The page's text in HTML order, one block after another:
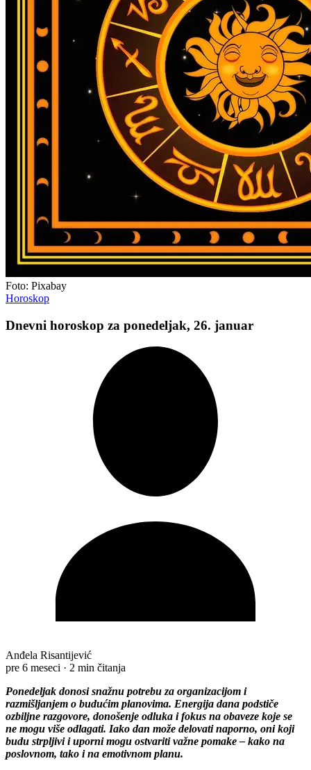
Foto: Pixabay
Horoskop
Dnevni horoskop za ponedeljak, 26. januar
Anđela Risantijević
pre 6 meseci · 2 min čitanja
Ponedeljak donosi snažnu potrebu za organizacijom i
razmišljanjem o budućim planovima. Energija dana podstiče
ozbiljne razgovore, donošenje odluka i fokus na obaveze koje se
ne mogu više odlagati. Iako dan može delovati naporno, oni koji
budu strpljivi i uporni mogu ostvariti važne pomake – kako na
poslovnom, tako i na emotivnom planu.